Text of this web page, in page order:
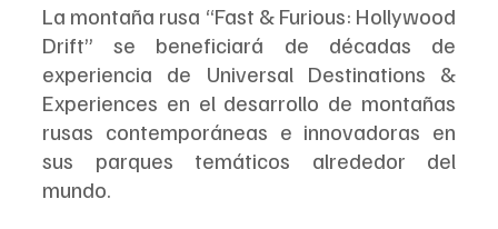
La montaña rusa “Fast & Furious: Hollywood
Drift” se beneficiará de décadas de
experiencia de Universal Destinations &
Experiences en el desarrollo de montañas
rusas contemporáneas e innovadoras en
sus parques temáticos alrededor del
mundo.